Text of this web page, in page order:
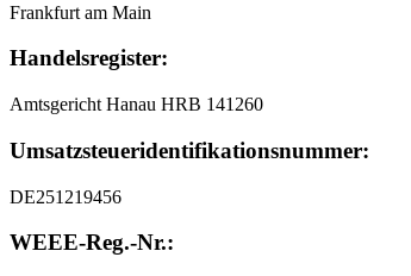
Frankfurt am Main
Handelsregister:
Amtsgericht Hanau HRB 141260
Umsatzsteuer­identifikationsnummer:
DE251219456
WEEE-Reg.-Nr.: